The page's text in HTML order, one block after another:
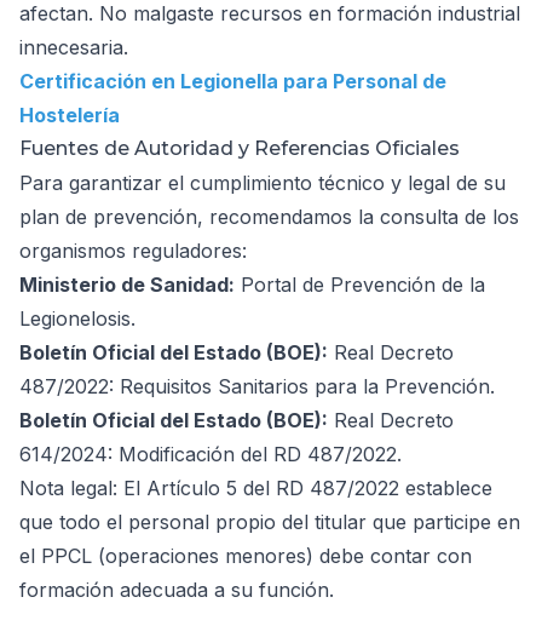
afectan. No malgaste recursos en formación industrial
innecesaria.
Certificación en Legionella para Personal de
Hostelería
Fuentes de Autoridad y Referencias Oficiales
Para garantizar el cumplimiento técnico y legal de su
plan de prevención, recomendamos la consulta de los
organismos reguladores:
Ministerio de Sanidad: Portal de Prevención de la
Legionelosis.
Boletín Oficial del Estado (BOE): Real Decreto
487/2022: Requisitos Sanitarios para la Prevención.
Boletín Oficial del Estado (BOE): Real Decreto
614/2024: Modificación del RD 487/2022.
Nota legal: El Artículo 5 del RD 487/2022 establece
que todo el personal propio del titular que participe en
el PPCL (operaciones menores) debe contar con
formación adecuada a su función.